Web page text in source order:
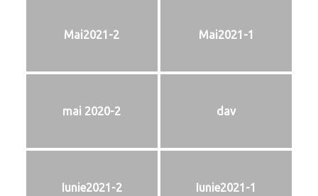
Mai2021-2 Mai2021-1
mai 2020-2 dav
Iunie2021-2 Iunie2021-1